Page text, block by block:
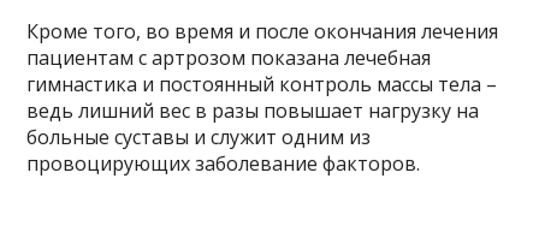
Кроме того, во время и после окончания лечения
пациентам с артрозом показана лечебная
гимнастика и постоянный контроль массы тела –
ведь лишний вес в разы повышает нагрузку на
больные суставы и служит одним из
провоцирующих заболевание факторов.